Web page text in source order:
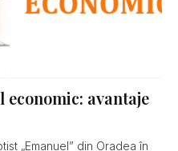
economic: avantaje
„Emanuel” din Oradea în